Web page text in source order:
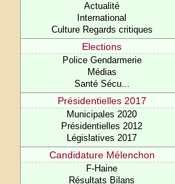
Actualité
International
Culture Regards critiques
Elections
Police Gendarmerie
Médias
Santé Sécu...
Présidentielles 2017
Municipales 2020
Présidentielles 2012
Législatives 2017
Candidature Mélenchon
F-Haine
Résultats Bilans